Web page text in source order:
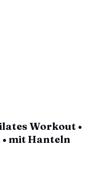
Workout •
• mit Hanteln